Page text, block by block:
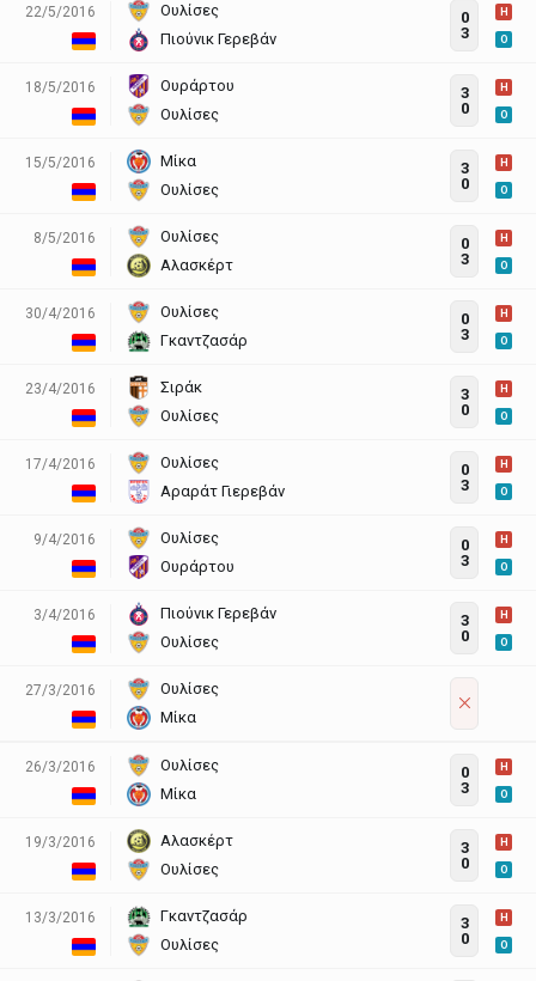
22/5/2016
Ουλίσες
Πιούνικ Γερεβάν
0
3
H
O
18/5/2016
Ουράρτου
Ουλίσες
3
0
H
O
15/5/2016
Μίκα
Ουλίσες
3
0
H
O
8/5/2016
Ουλίσες
Αλασκέρτ
0
3
H
O
30/4/2016
Ουλίσες
Γκαντζασάρ
0
3
H
O
23/4/2016
Σιράκ
Ουλίσες
3
0
H
O
17/4/2016
Ουλίσες
Αραράτ Γιερεβάν
0
3
H
O
9/4/2016
Ουλίσες
Ουράρτου
0
3
H
O
3/4/2016
Πιούνικ Γερεβάν
Ουλίσες
3
0
H
O
27/3/2016
Ουλίσες
Μίκα
26/3/2016
Ουλίσες
Μίκα
0
3
H
O
19/3/2016
Αλασκέρτ
Ουλίσες
3
0
H
O
13/3/2016
Γκαντζασάρ
Ουλίσες
3
0
H
O